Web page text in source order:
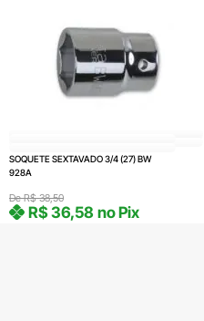
SOQUETE SEXTAVADO 3/4 (27) BW
928A
DeR$38,50
R$36,58 no Pix